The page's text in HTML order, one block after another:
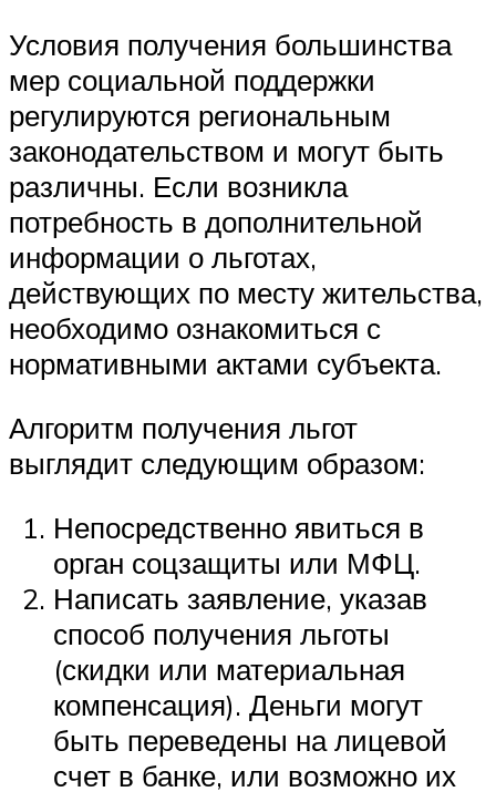
Условия получения большинства
мер социальной поддержки
регулируются региональным
законодательством и могут быть
различны. Если возникла
потребность в дополнительной
информации о льготах,
действующих по месту жительства,
необходимо ознакомиться с
нормативными актами субъекта.
Алгоритм получения льгот
выглядит следующим образом:
Непосредственно явиться в
орган соцзащиты или МФЦ.
Написать заявление, указав
способ получения льготы
(скидки или материальная
компенсация). Деньги могут
быть переведены на лицевой
счет в банке, или возможно их